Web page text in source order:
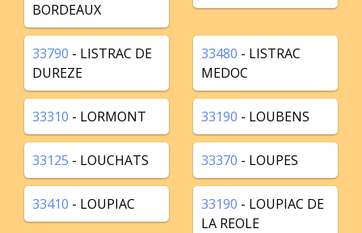
BORDEAUX
33790 - LISTRAC DE
DUREZE
33480 - LISTRAC
MEDOC
33310 - LORMONT 33190 - LOUBENS
33125 - LOUCHATS 33370 - LOUPES
33410 - LOUPIAC 33190 - LOUPIAC DE
LA REOLE